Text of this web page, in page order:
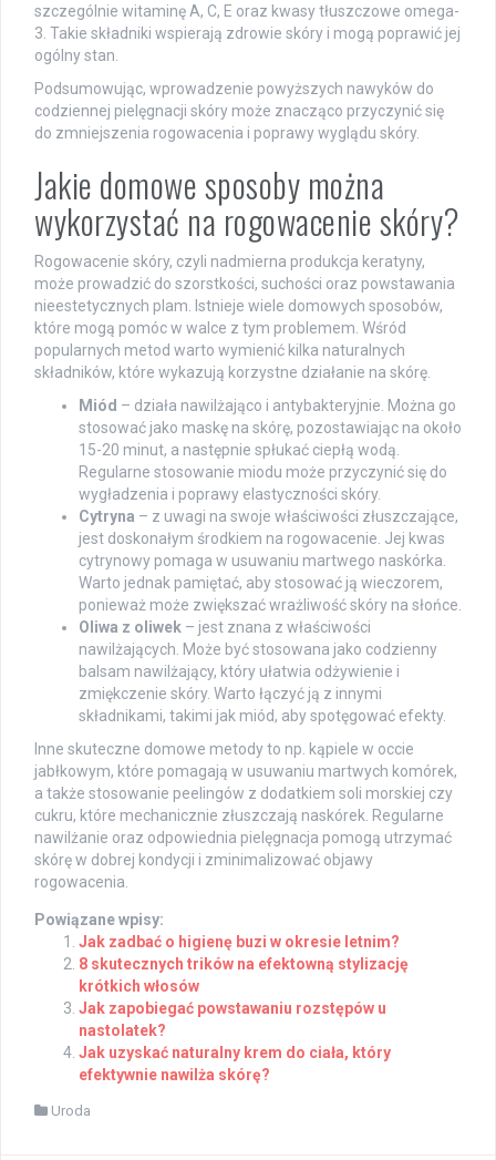
szczególnie witaminę A, C, E oraz kwasy tłuszczowe omega-
3. Takie składniki wspierają zdrowie skóry i mogą poprawić jej
ogólny stan.
Podsumowując, wprowadzenie powyższych nawyków do
codziennej pielęgnacji skóry może znacząco przyczynić się
do zmniejszenia rogowacenia i poprawy wyglądu skóry.
Jakie domowe sposoby można
wykorzystać na rogowacenie skóry?
Rogowacenie skóry, czyli nadmierna produkcja keratyny,
może prowadzić do szorstkości, suchości oraz powstawania
nieestetycznych plam. Istnieje wiele domowych sposobów,
które mogą pomóc w walce z tym problemem. Wśród
popularnych metod warto wymienić kilka naturalnych
składników, które wykazują korzystne działanie na skórę.
Miód – działa nawilżająco i antybakteryjnie. Można go
stosować jako maskę na skórę, pozostawiając na około
15-20 minut, a następnie spłukać ciepłą wodą.
Regularne stosowanie miodu może przyczynić się do
wygładzenia i poprawy elastyczności skóry.
Cytryna – z uwagi na swoje właściwości złuszczające,
jest doskonałym środkiem na rogowacenie. Jej kwas
cytrynowy pomaga w usuwaniu martwego naskórka.
Warto jednak pamiętać, aby stosować ją wieczorem,
ponieważ może zwiększać wrażliwość skóry na słońce.
Oliwa z oliwek – jest znana z właściwości
nawilżających. Może być stosowana jako codzienny
balsam nawilżający, który ułatwia odżywienie i
zmiękczenie skóry. Warto łączyć ją z innymi
składnikami, takimi jak miód, aby spotęgować efekty.
Inne skuteczne domowe metody to np. kąpiele w occie
jabłkowym, które pomagają w usuwaniu martwych komórek,
a także stosowanie peelingów z dodatkiem soli morskiej czy
cukru, które mechanicznie złuszczają naskórek. Regularne
nawilżanie oraz odpowiednia pielęgnacja pomogą utrzymać
skórę w dobrej kondycji i zminimalizować objawy
rogowacenia.
Powiązane wpisy:
Jak zadbać o higienę buzi w okresie letnim?
8 skutecznych trików na efektowną stylizację
krótkich włosów
Jak zapobiegać powstawaniu rozstępów u
nastolatek?
Jak uzyskać naturalny krem do ciała, który
efektywnie nawilża skórę?
Uroda